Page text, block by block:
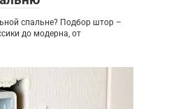
спальне? Подбор штор –
до модерна, от